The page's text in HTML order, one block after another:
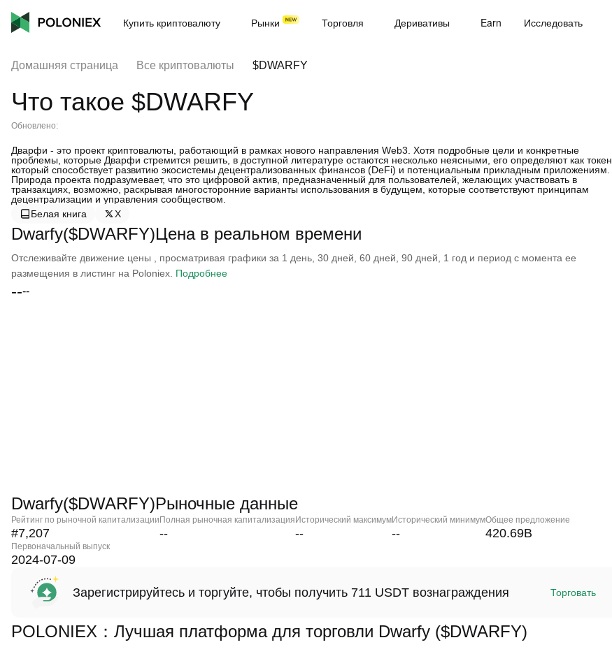
Купить криптовалюту Рынки Торговля Деривативы Earn Исследовать
Домашняя страница Все криптовалюты $DWARFY
Что такое $DWARFY
Обновлено:
Дварфи - это проект криптовалюты, работающий в рамках нового направления Web3. Хотя подробные цели и конкретные
проблемы, которые Дварфи стремится решить, в доступной литературе остаются несколько неясными, его определяют как токен,
который способствует развитию экосистемы децентрализованных финансов (DeFi) и потенциальным прикладным приложениям.
Природа проекта подразумевает, что это цифровой актив, предназначенный для пользователей, желающих участвовать в
транзакциях, возможно, раскрывая многосторонние варианты использования в будущем, которые соответствуют принципам
децентрализации и управления сообществом.
Белая книга
X
Dwarfy($DWARFY)Цена в реальном времени
Отслеживайте движение цены , просматривая графики за 1 день, 30 дней, 60 дней, 90 дней, 1 год и период с момента ее
размещения в листинг на Poloniex. Подробнее
----
Dwarfy($DWARFY)Рыночные данные
Рейтинг по рыночной капитализации
#7,207
Полная рыночная капитализация
--
Исторический максимум
--
Исторический минимум
--
Общее предложение
420.69B
Первоначальный выпуск
2024-07-09
Зарегистрируйтесь и торгуйте, чтобы получить 711 USDT вознаграждения Торговать
POLONIEX：Лучшая платформа для торговли Dwarfy ($DWARFY)